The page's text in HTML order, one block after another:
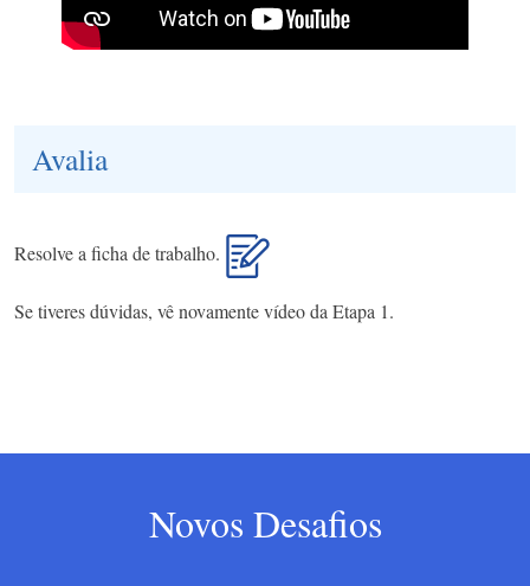
Avalia
Resolve a ficha de trabalho.
Se tiveres dúvidas, vê novamente vídeo da Etapa 1.
Novos Desafios